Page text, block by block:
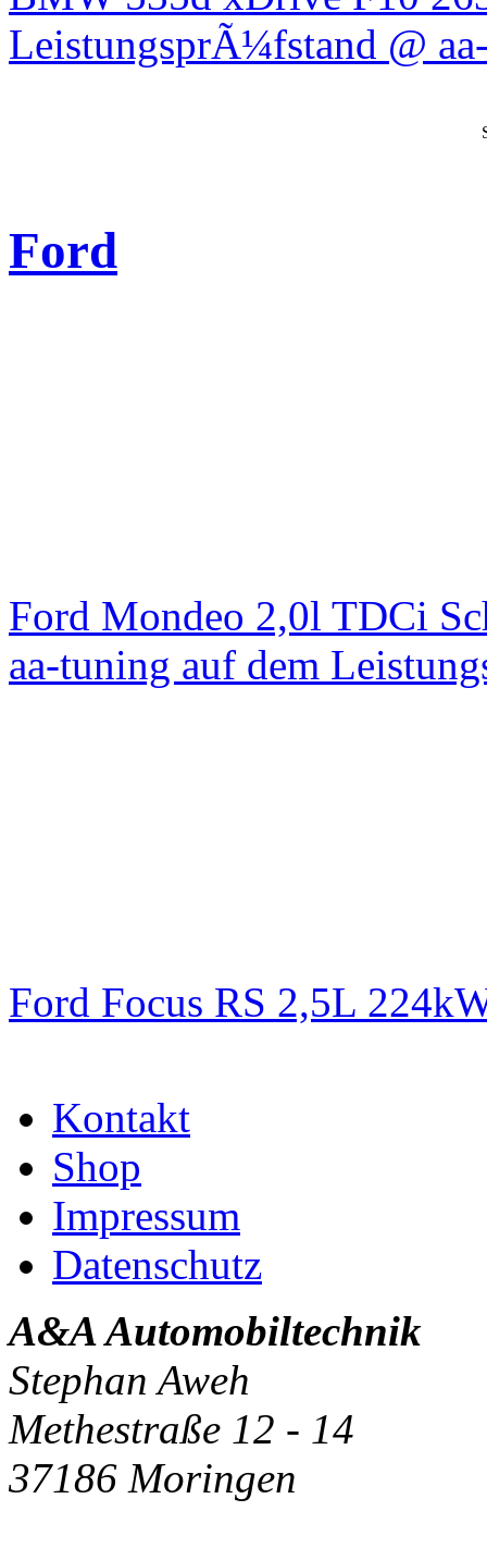
LeistungsprÃ¼fstand @
Ford
Ford Mondeo 2,0l TDCi
aa-tuning auf dem
Ford Focus RS 2,5L
Kontakt
Shop
Impressum
Datenschutz
A&A Automobiltechnik
Stephan Aweh
Methestraße 12 - 14
37186 Moringen